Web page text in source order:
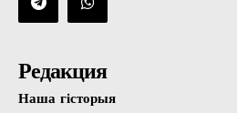
Редакция
Наша гісторыя